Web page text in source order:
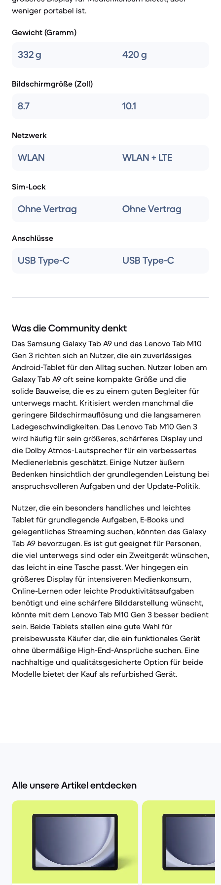
weniger portabel ist.
Gewicht (Gramm)
332 g 420 g
Bildschirmgröße (Zoll)
8.7 10.1
Netzwerk
WLAN WLAN + LTE
Sim-Lock
Ohne Vertrag Ohne Vertrag
Anschlüsse
USB Type-C USB Type-C
Was die Community denkt
Das Samsung Galaxy Tab A9 und das Lenovo Tab M10
Gen 3 richten sich an Nutzer, die ein zuverlässiges
Android-Tablet für den Alltag suchen. Nutzer loben am
Galaxy Tab A9 oft seine kompakte Größe und die
solide Bauweise, die es zu einem guten Begleiter für
unterwegs macht. Kritisiert werden manchmal die
geringere Bildschirmauflösung und die langsameren
Ladegeschwindigkeiten. Das Lenovo Tab M10 Gen 3
wird häufig für sein größeres, schärferes Display und
die Dolby Atmos-Lautsprecher für ein verbessertes
Medienerlebnis geschätzt. Einige Nutzer äußern
Bedenken hinsichtlich der grundlegenden Leistung bei
anspruchsvolleren Aufgaben und der Update-Politik.
Nutzer, die ein besonders handliches und leichtes
Tablet für grundlegende Aufgaben, E-Books und
gelegentliches Streaming suchen, könnten das Galaxy
Tab A9 bevorzugen. Es ist gut geeignet für Personen,
die viel unterwegs sind oder ein Zweitgerät wünschen,
das leicht in eine Tasche passt. Wer hingegen ein
größeres Display für intensiveren Medienkonsum,
Online-Lernen oder leichte Produktivitätsaufgaben
benötigt und eine schärfere Bilddarstellung wünscht,
könnte mit dem Lenovo Tab M10 Gen 3 besser bedient
sein. Beide Tablets stellen eine gute Wahl für
preisbewusste Käufer dar, die ein funktionales Gerät
ohne übermäßige High-End-Ansprüche suchen. Eine
nachhaltige und qualitätsgesicherte Option für beide
Modelle bietet der Kauf als refurbished Gerät.
Alle unsere Artikel entdecken